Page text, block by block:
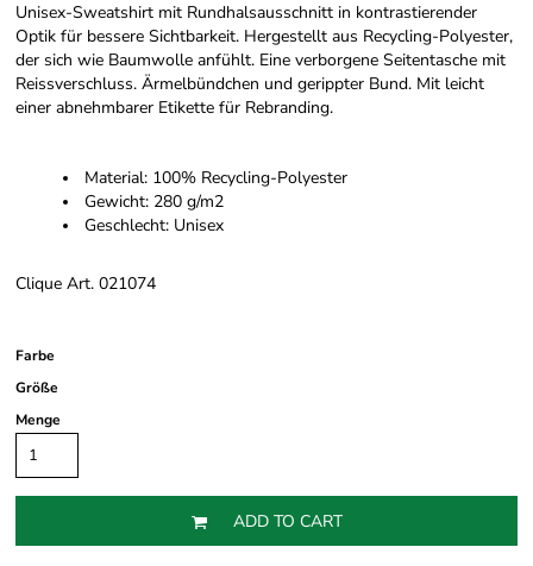
Unisex-Sweatshirt mit Rundhalsausschnitt in kontrastierender
Optik für bessere Sichtbarkeit. Hergestellt aus Recycling-Polyester,
der sich wie Baumwolle anfühlt. Eine verborgene Seitentasche mit
Reissverschluss. Ärmelbündchen und gerippter Bund. Mit leicht
einer abnehmbarer Etikette für Rebranding.
Material: 100% Recycling-Polyester
Gewicht: 280 g/m2
Geschlecht: Unisex
Clique Art. 021074
Farbe
Größe
Menge
ADD TO CART